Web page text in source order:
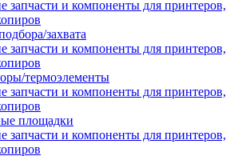
захвата
термоэлементы
площадки